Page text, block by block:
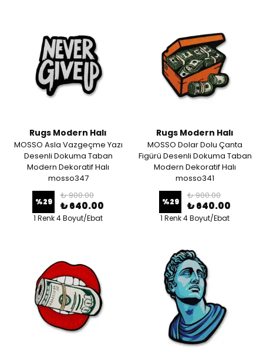
Rugs Modern Halı
MOSSO Asla Vazgeçme Yazı
Desenli Dokuma Taban
Modern Dekoratif Halı
mosso347
%29
₺ 900.00
₺ 640.00
1 Renk 4 Boyut/Ebat
Rugs Modern Halı
MOSSO Dolar Dolu Çanta
Figürü Desenli Dokuma Taban
Modern Dekoratif Halı
mosso341
%29
₺ 900.00
₺ 640.00
1 Renk 4 Boyut/Ebat